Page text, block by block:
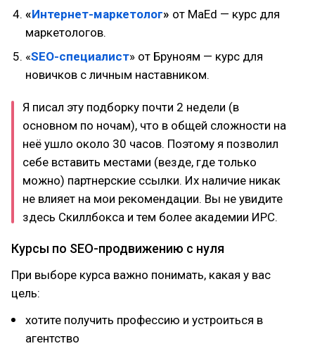
«Интернет-маркетолог» от MaEd — курс для
маркетологов.
«SEO-специалист» от Бруноям — курс для
новичков с личным наставником.
Я писал эту подборку почти 2 недели (в
основном по ночам), что в общей сложности на
неё ушло около 30 часов. Поэтому я позволил
себе вставить местами (везде, где только
можно) партнерские ссылки. Их наличие никак
не влияет на мои рекомендации. Вы не увидите
здесь Скиллбокса и тем более академии ИРС.
Курсы по SEO-продвижению с нуля
При выборе курса важно понимать, какая у вас
цель:
хотите получить профессию и устроиться в
агентство